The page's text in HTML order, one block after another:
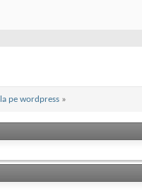
pe wordpress »